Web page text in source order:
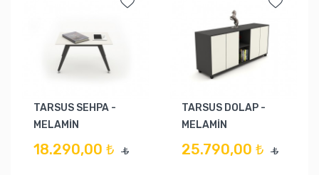
TARSUS SEHPA -
MELAMİN
18.290,00 ₺ ₺
TARSUS DOLAP -
MELAMİN
25.790,00 ₺ ₺